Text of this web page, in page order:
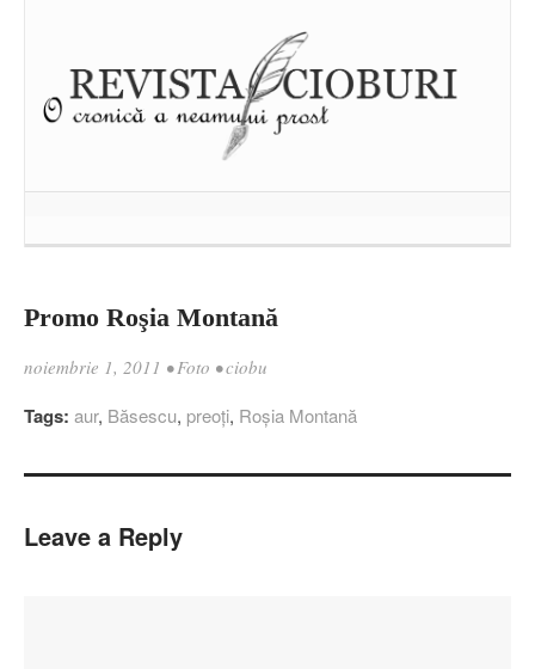
Promo Roşia Montană
noiembrie 1, 2011 •Foto •ciobu
Tags: aur, Băsescu, preoţi, Roşia Montană
Leave a Reply